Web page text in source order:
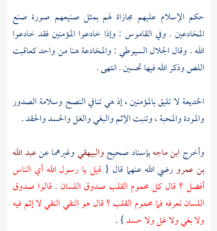
حكم الإسلام عليهم مجازاة لهم بمثل صنيعهم صورة صنع
المخادعين . وفي القاموس : وإذا خادعوا المؤمنين فقد خادعوا
الله . وقالالجلال السيوطي: والمخادعة هنا من واحد كعاقبت
اللص وذكر الله فيها تحسين . انتهى .
الخديعة لا تليق بالمؤمنين ، إذ هي تنافي النصح وسلامة الصدور
والمودة والمحبة ، وتنبت الإثم والبغي والغل والحسد والحقد .
وأخرج ابن ماجهبإسناد صحيحوالبيهقيوغيرهما عنعبد الله
بن عمرورضي الله عنهما قال { قيل يا رسول الله أي الناس
أفضل ؟ قال كل محموم القلب صدوق اللسان . قالوا صدوق
اللسان نعرفه فما محموم القلب ؟ قال هو التقي النقي لا إثم فيه
ولا بغي ولا غل ولا حسد} .